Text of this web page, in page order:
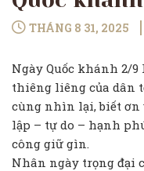
THÁNG 8 31, 2025
Ngày Quốc khánh 2/
thiêng liêng của dân
cùng nhìn lại, biết ơn
lập – tự do – hạnh
công giữ gìn.
Nhân ngày trọng đại